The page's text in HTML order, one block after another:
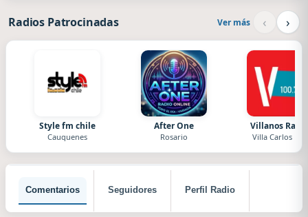
Radios Patrocinadas Ver más ‹ ›
Style fm chile
Cauquenes
After One
Rosario
Villanos
Villa Carlos Paz
Comentarios Seguidores Perfil Radio